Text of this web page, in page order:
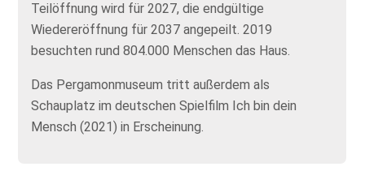
Teilöffnung wird für 2027, die endgültige
Wiedereröffnung für 2037 angepeilt. 2019
besuchten rund 804.000 Menschen das Haus.
Das Pergamonmuseum tritt außerdem als
Schauplatz im deutschen Spielfilm Ich bin dein
Mensch (2021) in Erscheinung.